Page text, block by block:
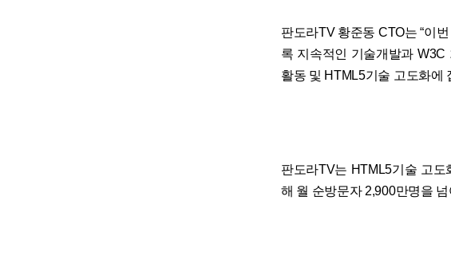
판도라TV 황준동 CTO는 “이
록 지속적인 기술개발과
활동 및 HTML5기술 고도화에
판도라TV는 HTML5기술 고
해 월 순방문자 2,900만명을